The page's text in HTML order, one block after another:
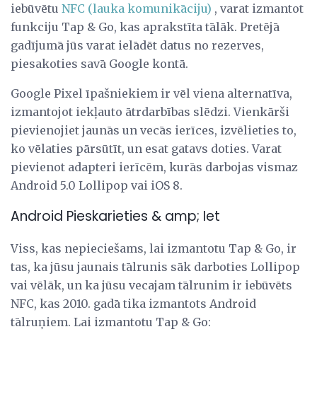
iebūvētu NFC (lauka komunikāciju) , varat izmantot
funkciju Tap & Go, kas aprakstīta tālāk. Pretējā
gadījumā jūs varat ielādēt datus no rezerves,
piesakoties savā Google kontā.
Google Pixel īpašniekiem ir vēl viena alternatīva,
izmantojot iekļauto ātrdarbības slēdzi. Vienkārši
pievienojiet jaunās un vecās ierīces, izvēlieties to,
ko vēlaties pārsūtīt, un esat gatavs doties. Varat
pievienot adapteri ierīcēm, kurās darbojas vismaz
Android 5.0 Lollipop vai iOS 8.
Android Pieskarieties & amp; Iet
Viss, kas nepieciešams, lai izmantotu Tap & Go, ir
tas, ka jūsu jaunais tālrunis sāk darboties Lollipop
vai vēlāk, un ka jūsu vecajam tālrunim ir iebūvēts
NFC, kas 2010. gadā tika izmantots Android
tālruņiem. Lai izmantotu Tap & Go: